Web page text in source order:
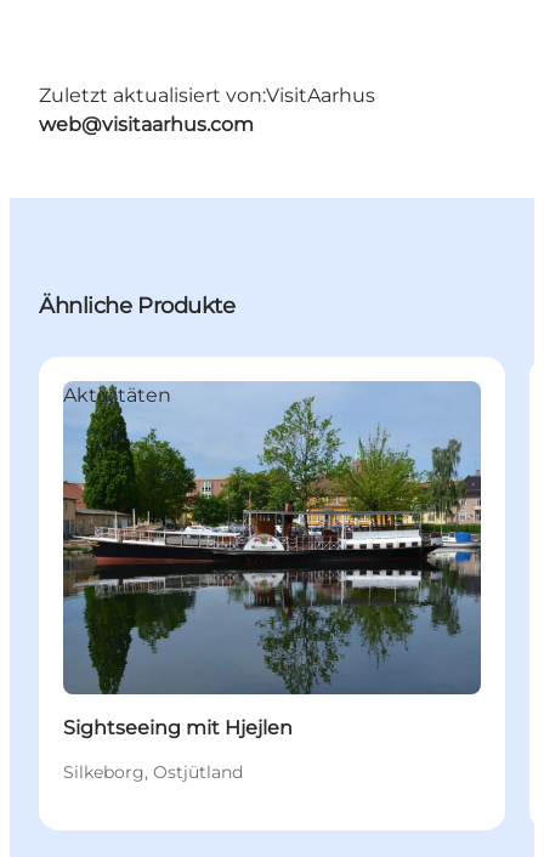
Zuletzt aktualisiert von:VisitAarhus
web@visitaarhus.com
Ähnliche Produkte
Aktivitäten
Sightseeing mit Hjejlen
Silkeborg, Ostjütland